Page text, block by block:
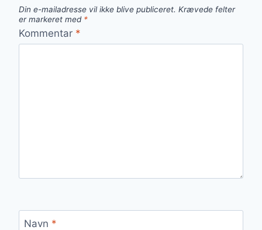
Din e-mailadresse vil ikke blive publiceret. Krævede felter
er markeret med *
Kommentar *
Navn *